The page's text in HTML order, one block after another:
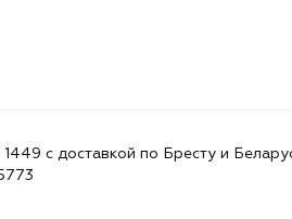
с доставкой по Бресту и